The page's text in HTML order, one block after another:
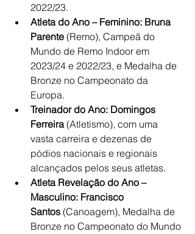
2022/23.
Atleta do Ano – Feminino: Bruna
Parente (Remo), Campeã do
Mundo de Remo Indoor em
2023/24 e 2022/23, e Medalha de
Bronze no Campeonato da
Europa.
Treinador do Ano: Domingos
Ferreira (Atletismo), com uma
vasta carreira e dezenas de
pódios nacionais e regionais
alcançados pelos seus atletas.
Atleta Revelação do Ano –
Masculino: Francisco
Santos (Canoagem), Medalha de
Bronze no Campeonato do Mundo